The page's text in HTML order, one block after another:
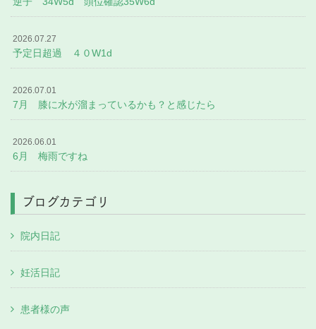
2026.07.27
予定日超過 ４０W1d
2026.07.01
7月 膝に水が溜まっているかも？と感じたら
2026.06.01
6月 梅雨ですね
ブログカテゴリ
院内日記
妊活日記
患者様の声